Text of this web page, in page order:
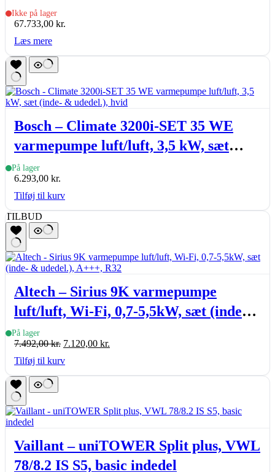
indedel med 171l varmtvandsbeholder
Ikke på lager
67.733,00 kr.
Læs mere
Bosch – Climate 3200i-SET 35 WE
varmepumpe luft/luft, 3,5 kW, sæt
(inde- & udedel.), hvid
På lager
6.293,00 kr.
Tilføj til kurv
TILBUD
Altech – Sirius 9K varmepumpe
luft/luft, Wi-Fi, 0,7-5,5kW, sæt (inde-
& udedel.), A+++, R32
På lager
7.492,00kr. Den
pris
var:
7.120,00 kr.
er:
Tilføj til kurv
Vaillant – uniTOWER Split plus, VWL
78/8.2 IS S5, basic indedel